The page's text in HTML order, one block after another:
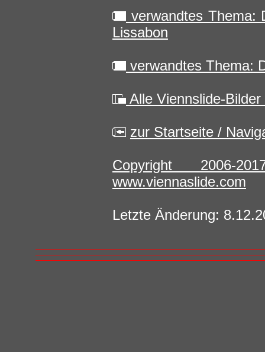
verwandtes Thema:
Lissabon
verwandtes Thema:
Alle Viennslide-
zur Startseite /
Copyright 2006-
www.viennaslide.com
Letzte Änderung: